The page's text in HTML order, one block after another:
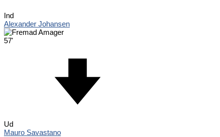
Ind
Alexander Johansen
57'
Ud
Mauro Savastano